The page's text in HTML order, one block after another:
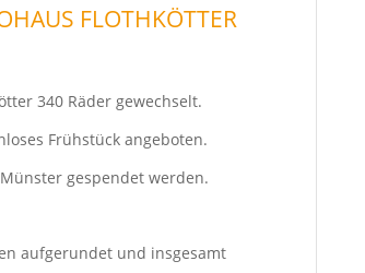
FLOTHKÖTTER
340 Räder gewechselt.
Frühstück angeboten.
gespendet werden.
aufgerundet und insgesamt